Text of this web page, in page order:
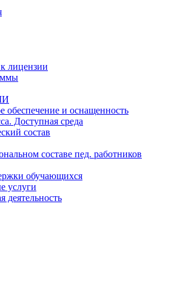
лицензии
обеспечение и оснащенность
Доступная среда
состав
составе пед. работников
обучающихся
услуги
деятельность